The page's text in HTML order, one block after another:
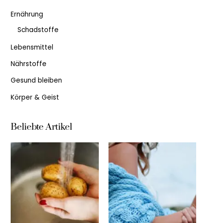
Ernährung
Schadstoffe
Lebensmittel
Nährstoffe
Gesund bleiben
Körper & Geist
Beliebte Artikel